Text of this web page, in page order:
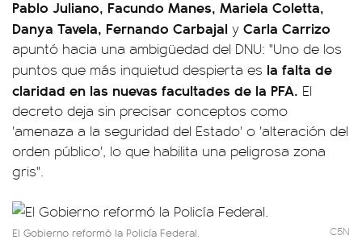
Pablo Juliano, Facundo Manes, Mariela Coletta,
Danya Tavela, Fernando Carbajal y Carla Carrizo
apuntó hacia una ambigüedad del DNU: "Uno de los
puntos que más inquietud despierta es la falta de
claridad en las nuevas facultades de la PFA. El
decreto deja sin precisar conceptos como
'amenaza a la seguridad del Estado' o 'alteración del
orden público', lo que habilita una peligrosa zona
gris".
El Gobierno reformó la Policía Federal. C5N